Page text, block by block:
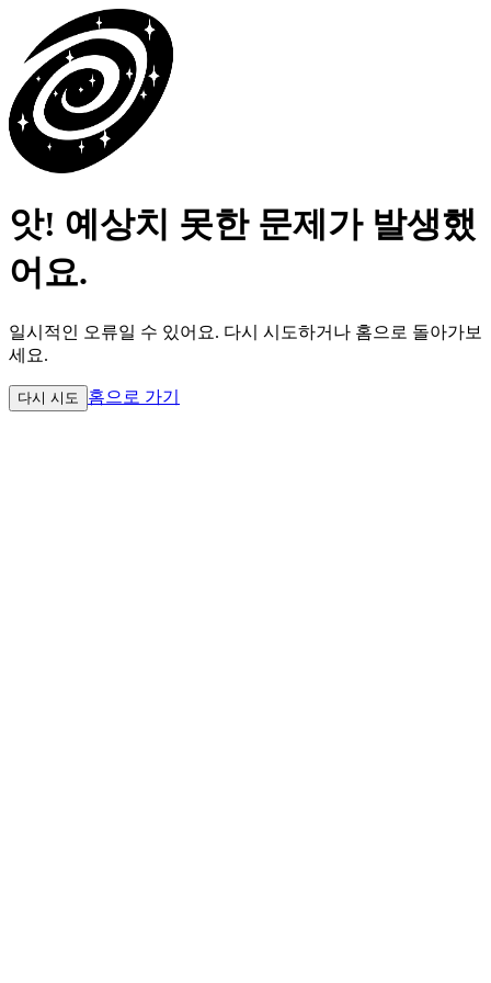
앗! 예상치 못한 문제가 발생했
어요.
일시적인 오류일 수 있어요. 다시 시도하거나 홈으로 돌아가보
세요.
다시 시도 홈으로 가기